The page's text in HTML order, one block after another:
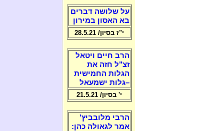
על שלושה דברים
בא האסון במירון
י"ז בסיון/ 28.5.21
הרב חיים ויטאל
זצ"ל חזה את
הגלות החמישית
–גלות ישמעאל
י' בסיון/ 21.5.21
הרבי מלובביץ'
אמר לגאולה כהן: